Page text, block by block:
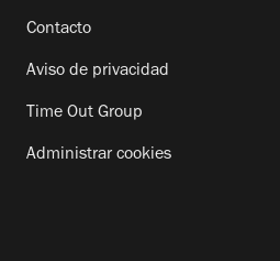
Contacto
Aviso de privacidad
Time Out Group
Administrar cookies